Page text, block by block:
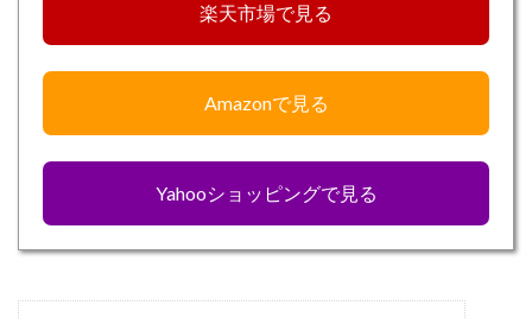
楽天市場で見る
Amazonで見る
Yahooショッピングで見る